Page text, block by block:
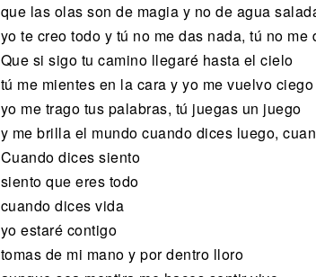
que las olas son de magia y no de agua
yo te creo todo y tú no me das nada, tú no me
Que si sigo tu camino llegaré hasta el cielo
tú me mientes en la cara y yo me vuelvo ciego
yo me trago tus palabras, tú juegas un juego
y me brilla el mundo cuando dices luego,
Cuando dices siento
siento que eres todo
cuando dices vida
yo estaré contigo
tomas de mi mano y por dentro lloro